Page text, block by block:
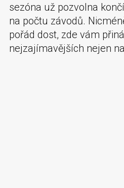
sezóna už pozvolna
na počtu závodů.
pořád dost, zde vám
nejzajímavějších nejen